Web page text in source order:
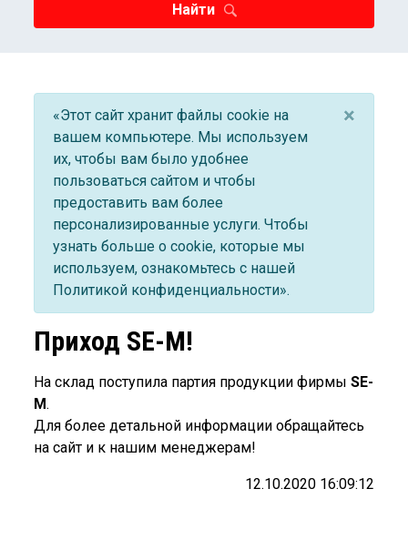
Найти
«Этот сайт хранит файлы cookie на
вашем компьютере. Мы используем
их, чтобы вам было удобнее
пользоваться сайтом и чтобы
предоставить вам более
персонализированные услуги. Чтобы
узнать больше о cookie, которые мы
используем, ознакомьтесь с нашей
Политикой конфиденциальности».
×
Приход SE-M!
На склад поступила партия продукции фирмыSE-
M.
Для более детальной информации обращайтесь
на сайт и к нашим менеджерам!
12.10.2020 16:09:12